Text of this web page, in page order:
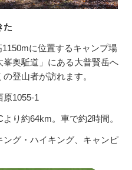
た
に位置するキャンプ場
峯奥駈道」にある大普賢岳へ
登山者が訪れます。
原1055-1
り約64km。車で約2時間。
ング・ハイキング、キャンピ